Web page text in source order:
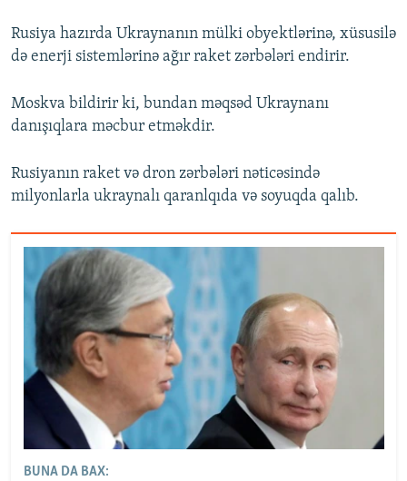
Rusiya hazırda Ukraynanın mülki obyektlərinə, xüsusilə
də enerji sistemlərinə ağır raket zərbələri endirir.
Moskva bildirir ki, bundan məqsəd Ukraynanı
danışıqlara məcbur etməkdir.
Rusiyanın raket və dron zərbələri nəticəsində
milyonlarla ukraynalı qaranlqıda və soyuqda qalıb.
BUNA DA BAX: